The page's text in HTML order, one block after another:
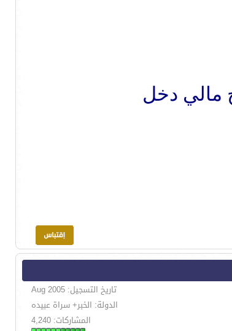
مالي دخل
تاريخ التسجيل: Aug 2005
الدولة: الخبر+ سراة عبيده
المشاركات: 4,240